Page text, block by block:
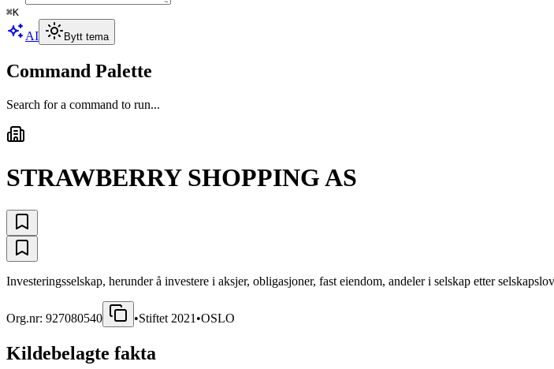
⌘K
AI Bytt tema
Command Palette
Search for a command to run...
STRAWBERRY SHOPPING AS
Investeringsselskap, herunder å investere i aksjer, obligasjoner, fast eiendom, andeler i selskap etter
Org.nr: 927080540 •Stiftet 2021 •OSLO
Kildebelagte fakta